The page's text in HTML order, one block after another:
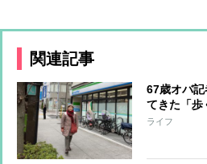
関連記事
67歳オバ
てきた「
かりつけ医
ライフ